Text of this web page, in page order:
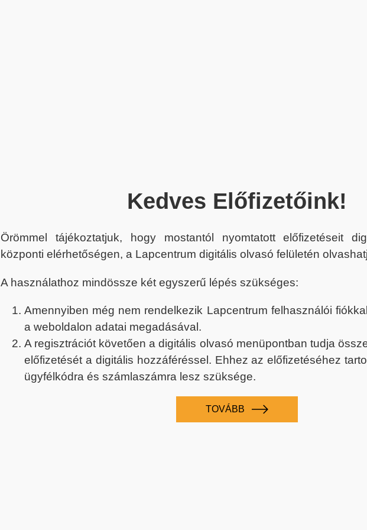
Kedves Előfizetőink!
Örömmel tájékoztatjuk, hogy mostantól nyomtatott előfizetéseit
központi elérhetőségen, a Lapcentrum digitális olvasó felületén
A használathoz mindössze két egyszerű lépés szükséges:
Amennyiben még nem rendelkezik Lapcentrum felhasználói
a weboldalon adatai megadásával.
A regisztrációt követően a digitális olvasó menüpontban tudja
előfizetését a digitális hozzáféréssel. Ehhez az előfizetéséhez
ügyfélkódra és számlaszámra lesz szüksége.
TOVÁBB